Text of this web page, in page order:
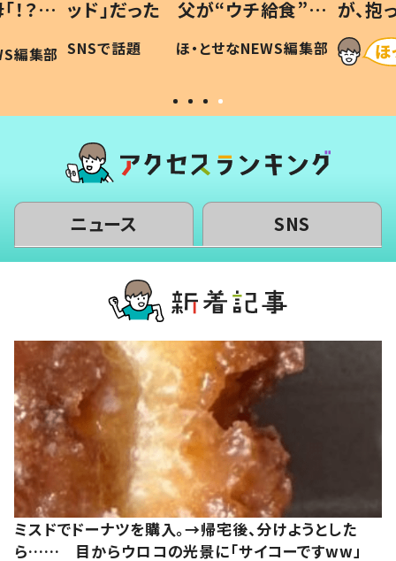
？」
編集部
ッド」だった 父が“ウチ給食”を
作り続ける理由とは #令和の親
#令和の子
SNSで話題 ほ・とせなNEWS編集部
が、
「涙が
い」
ニュース SNS
ミスドでドーナツを購入。→帰宅後、分けようとした
ら…… 目からウロコの光景に「サイコーですww」